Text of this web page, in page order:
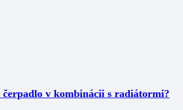
čerpadlo v kombinácii s radiátormi?